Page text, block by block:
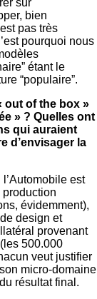
bien
pas très
pourquoi nous
étant le
“populaire”.
out of the box »
» ? Quelles ont
qui auraient
d’envisager la
est
évidemment),
design et
provenant
500.000
veut justifier
micro-domaine
résultat final.